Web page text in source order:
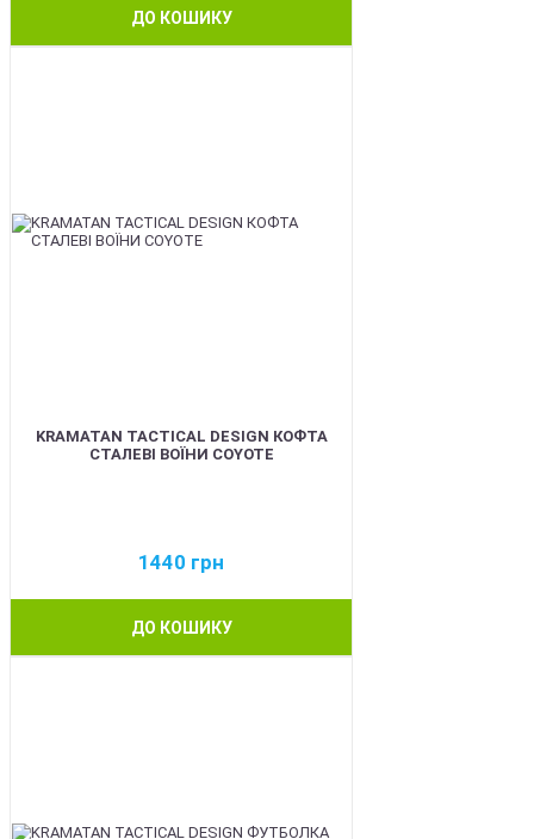
ДО КОШИКУ
KRAMATAN TACTICAL DESIGN КОФТА
СТАЛЕВІ ВОЇНИ COYOTE
1440 грн
ДО КОШИКУ